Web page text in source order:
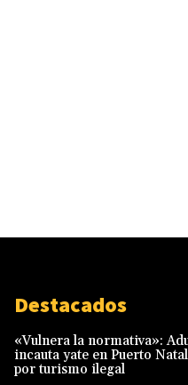
Destacados
«Vulnera la normativa»:
incauta yate en Puerto
por turismo ilegal